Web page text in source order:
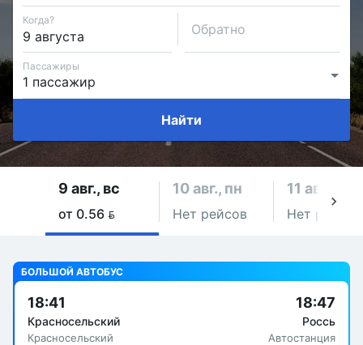
Когда?
Обратно
Пассажиры
Найти
9 авг., вс
от 0.56 
10 авг., пн
Нет рейсов
11 авг., вт
Нет рейсов
БОЛЬШОЙ АВТОБУС
18:41
Красносельский
Красносельский
18:47
Россь
Автостанция